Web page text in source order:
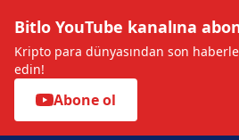
Bitlo YouTube kanalına
Kripto para dünyasından son
edin!
Abone ol